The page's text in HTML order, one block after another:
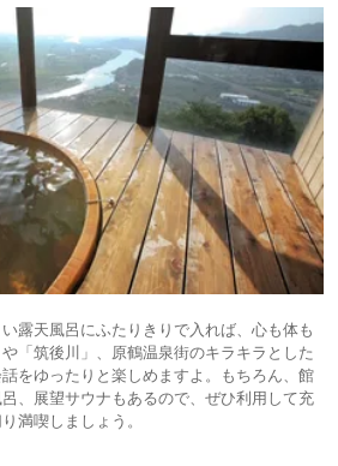
露天風呂にふたりきりで入れば、心も体も
「筑後川」、原鶴温泉街のキラキラとした
をゆったりと楽しめますよ。もちろん、館
、展望サウナもあるので、ぜひ利用して充
満喫しましょう。